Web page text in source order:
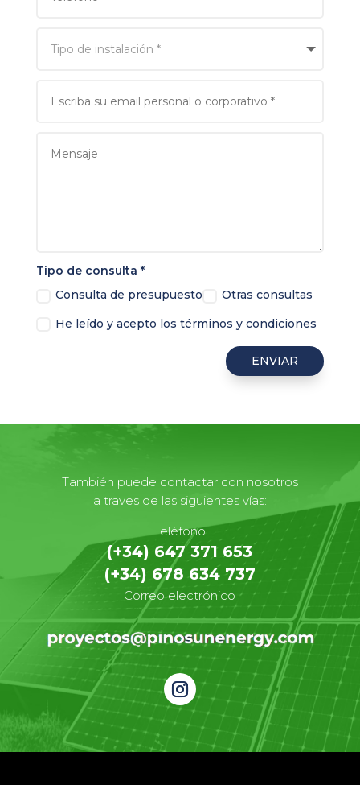
Tipo de consulta *
Consulta de presupuesto
Otras consultas
He leído y acepto los términos y condiciones
ENVIAR
También puede contactar con nosotros
a traves de las siguientes vías:
Teléfono
(+34) 647 371 653
(+34) 678 634 737
Correo electrónico